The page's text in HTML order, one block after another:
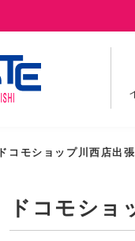
ドコモショップ川西店出
ドコモショ